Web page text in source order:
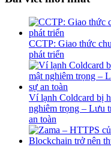
CCTP: Giao thức
phát triển
Ví lạnh Coldcard bị
nghiêm trọng – Lưu
an toàn